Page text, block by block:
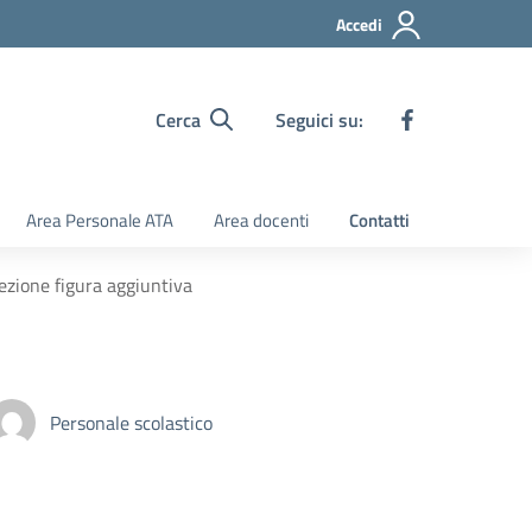
Accedi
Cerca Seguici su:
Area Personale ATA Area docenti Contatti
figura aggiuntiva
Personale scolastico